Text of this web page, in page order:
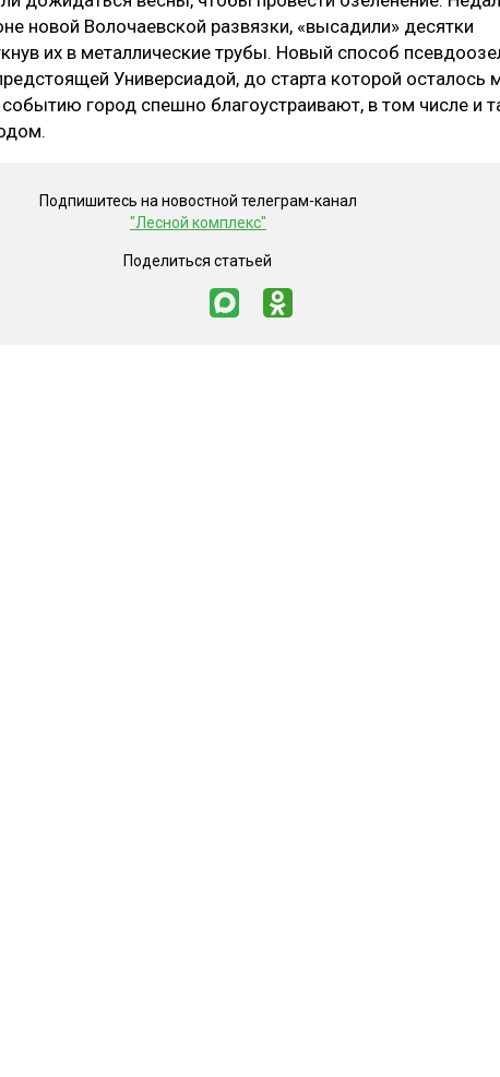
И ЗАЩИТА
ПЛИТ
СУШКА ДРЕВЕСИНЫ
МЕБЕЛЬНОЕ ПРОИЗВОДСТВО
новой Волочаевской развязки, «высадили» десятки
их в металлические трубы. Новый способ
Универсиадой, до старта которой осталось
город спешно благоустраивают, в том числе и
Подпишитесь на новостной телеграм-канал
"Лесной комплекс"
Поделиться статьей